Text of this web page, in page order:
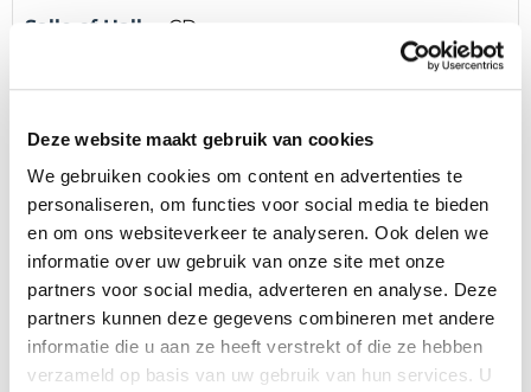
Deze website maakt gebruik van cookies
We gebruiken cookies om content en advertenties te
personaliseren, om functies voor social media te bieden
en om ons websiteverkeer te analyseren. Ook delen we
informatie over uw gebruik van onze site met onze
partners voor social media, adverteren en analyse. Deze
partners kunnen deze gegevens combineren met andere
informatie die u aan ze heeft verstrekt of die ze hebben
verzameld op basis van uw gebruik van hun services. U
Salle of Hall CD
Stand D23/04
Date 25/11/2026 - 27/11/2026
Plus d'expositions
Salon